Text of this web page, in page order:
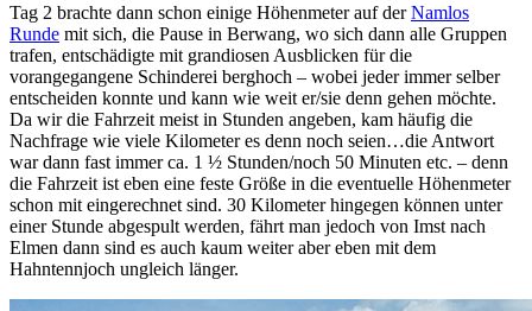
Tag 2 brachte dann schon einige Höhenmeter auf derNamlos
Runde mit sich, die Pause in Berwang, wo sich dann alle Gruppen
trafen, entschädigte mit grandiosen Ausblicken für die
vorangegangene Schinderei berghoch – wobei jeder immer selber
entscheiden konnte und kann wie weit er/sie denn gehen möchte.
Da wir die Fahrzeit meist in Stunden angeben, kam häufig die
Nachfrage wie viele Kilometer es denn noch seien…die Antwort
war dann fast immer ca. 1 ½ Stunden/noch 50 Minuten etc. – denn
die Fahrzeit ist eben eine feste Größe in die eventuelle Höhenmeter
schon mit eingerechnet sind. 30 Kilometer hingegen können unter
einer Stunde abgespult werden, fährt man jedoch von Imst nach
Elmen dann sind es auch kaum weiter aber eben mit dem
Hahntennjoch ungleich länger.